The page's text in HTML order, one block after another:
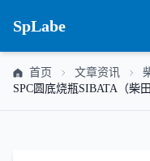
SpLabe
首页 文章资讯
SPC圆底烧瓶SIBATA（柴